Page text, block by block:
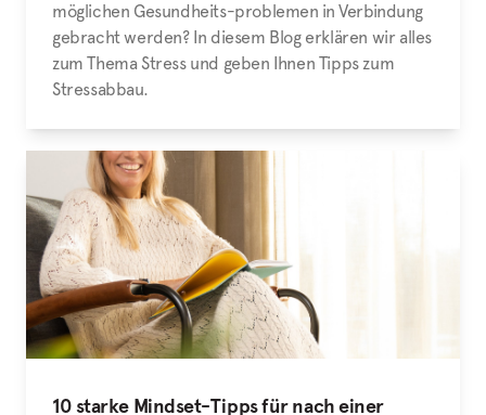
möglichen Gesundheits-problemen in Verbindung
gebracht werden? In diesem Blog erklären wir alles
zum Thema Stress und geben Ihnen Tipps zum
Stressabbau.
10 starke Mindset-Tipps für nach einer